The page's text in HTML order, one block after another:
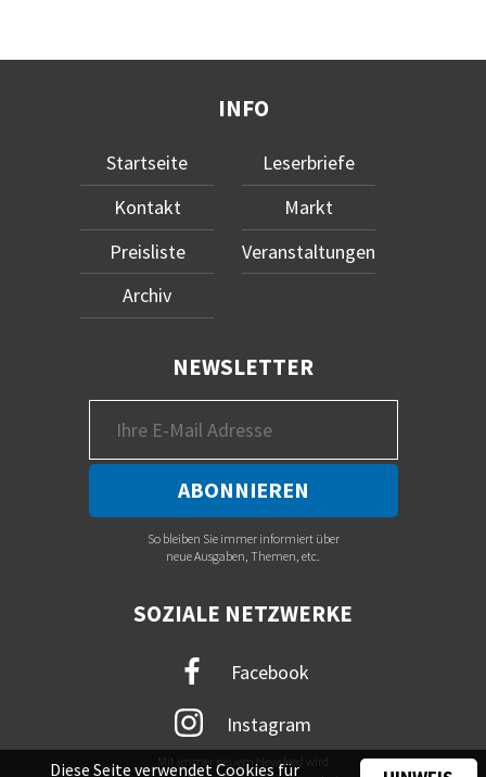
INFO
Startseite
Kontakt
Preisliste
Archiv
Leserbriefe
Markt
Veranstaltungen
NEWSLETTER
So bleiben Sie immer informiert über
neue Ausgaben, Themen, etc.
SOZIALE NETZWERKE
Facebook
Instagram
Mit immer neuem Newsfeed wird
Diese Seite verwendet Cookies für